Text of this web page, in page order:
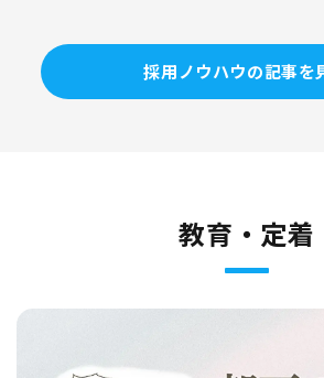
採用ノウハウの記事を
教育・定着